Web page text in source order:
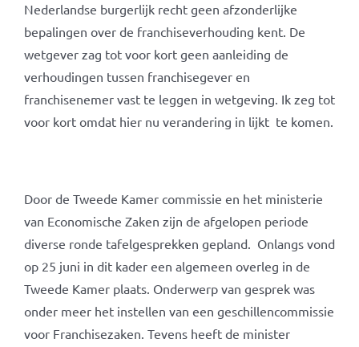
Nederlandse burgerlijk recht geen afzonderlijke
bepalingen over de franchiseverhouding kent. De
wetgever zag tot voor kort geen aanleiding de
verhoudingen tussen franchisegever en
franchisenemer vast te leggen in wetgeving. Ik zeg tot
voor kort omdat hier nu verandering in lijkt te komen.
Door de Tweede Kamer commissie en het ministerie
van Economische Zaken zijn de afgelopen periode
diverse ronde tafelgesprekken gepland. Onlangs vond
op 25 juni in dit kader een algemeen overleg in de
Tweede Kamer plaats. Onderwerp van gesprek was
onder meer het instellen van een geschillencommissie
voor Franchisezaken. Tevens heeft de minister